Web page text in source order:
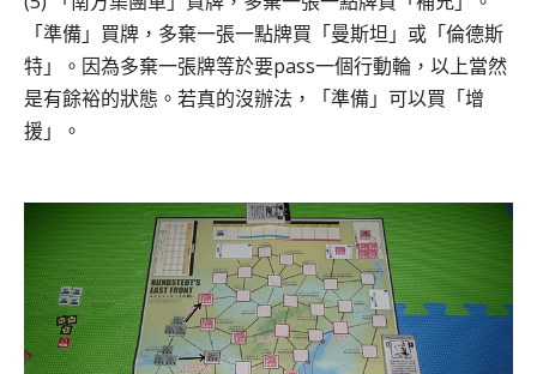
「準備」買牌，多棄一張一點牌買「曼斯坦」或「倫德斯
特」。因為多棄一張牌等於要pass一個行動輪，以上當然
是有餘裕的狀態。若真的沒辦法，「準備」可以買「增
援」。